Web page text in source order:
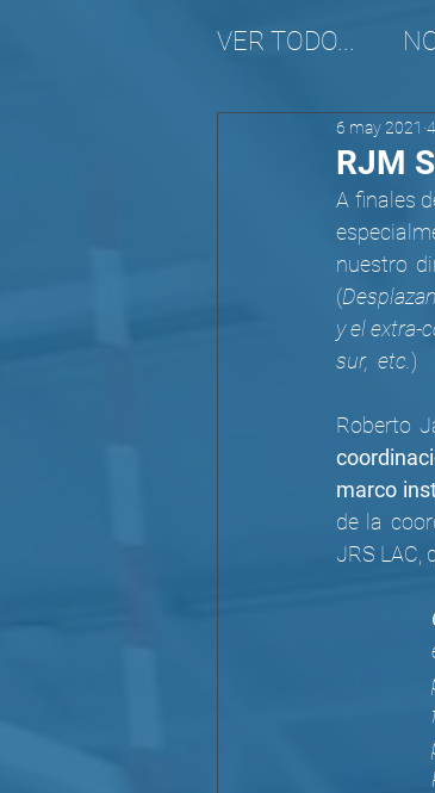
VER TODO...
REALIDAD
RJM
6 may 2021
A finales
nuestro
(
y el extra-
sur,  etc.)
marco
de la
JRS LAC,